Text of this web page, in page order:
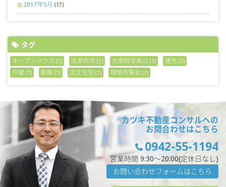
2017年5月 (17)
タグ
オープンハウス (1) 太宰府市 (1) 太宰府市青山 (1) 建売 (1)
戸建 (1) 新築 (1) 注文住宅 (1) 現地内覧会 (1)
カツキ不動産コンサルへの
お問合わせはこちら
0942-55-1194
営業時間 9:30〜20:00(定休日なし)
お問い合わせフォームはこちら